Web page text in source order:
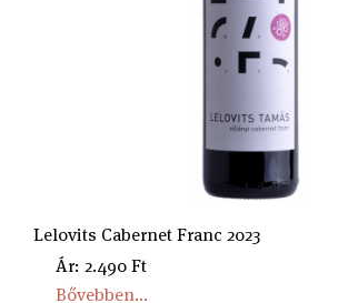
Lelovits Cabernet Franc 2023
Ár: 2.490 Ft
Bővebben...